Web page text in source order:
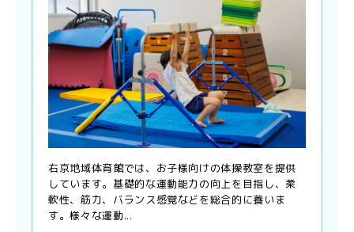
右京地域体育館では、お子様向けの体操教室を提供
しています。基礎的な運動能力の向上を目指し、柔
軟性、筋力、バランス感覚などを総合的に養いま
す。様々な運動...